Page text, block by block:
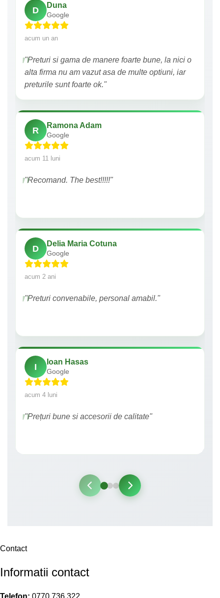
D
Duna
Google
acum un an
"Preturi si gama de manere foarte bune, la nici o
alta firma nu am vazut asa de multe optiuni, iar
preturile sunt foarte ok."
R
Ramona Adam
Google
acum 11 luni
"Recomand. The best!!!!!"
D
Delia Maria Cotuna
Google
acum 2 ani
"Preturi convenabile, personal amabil."
I
Ioan Hasas
Google
acum 4 luni
"Prețuri bune si accesorii de calitate"
Contact
Informatii contact